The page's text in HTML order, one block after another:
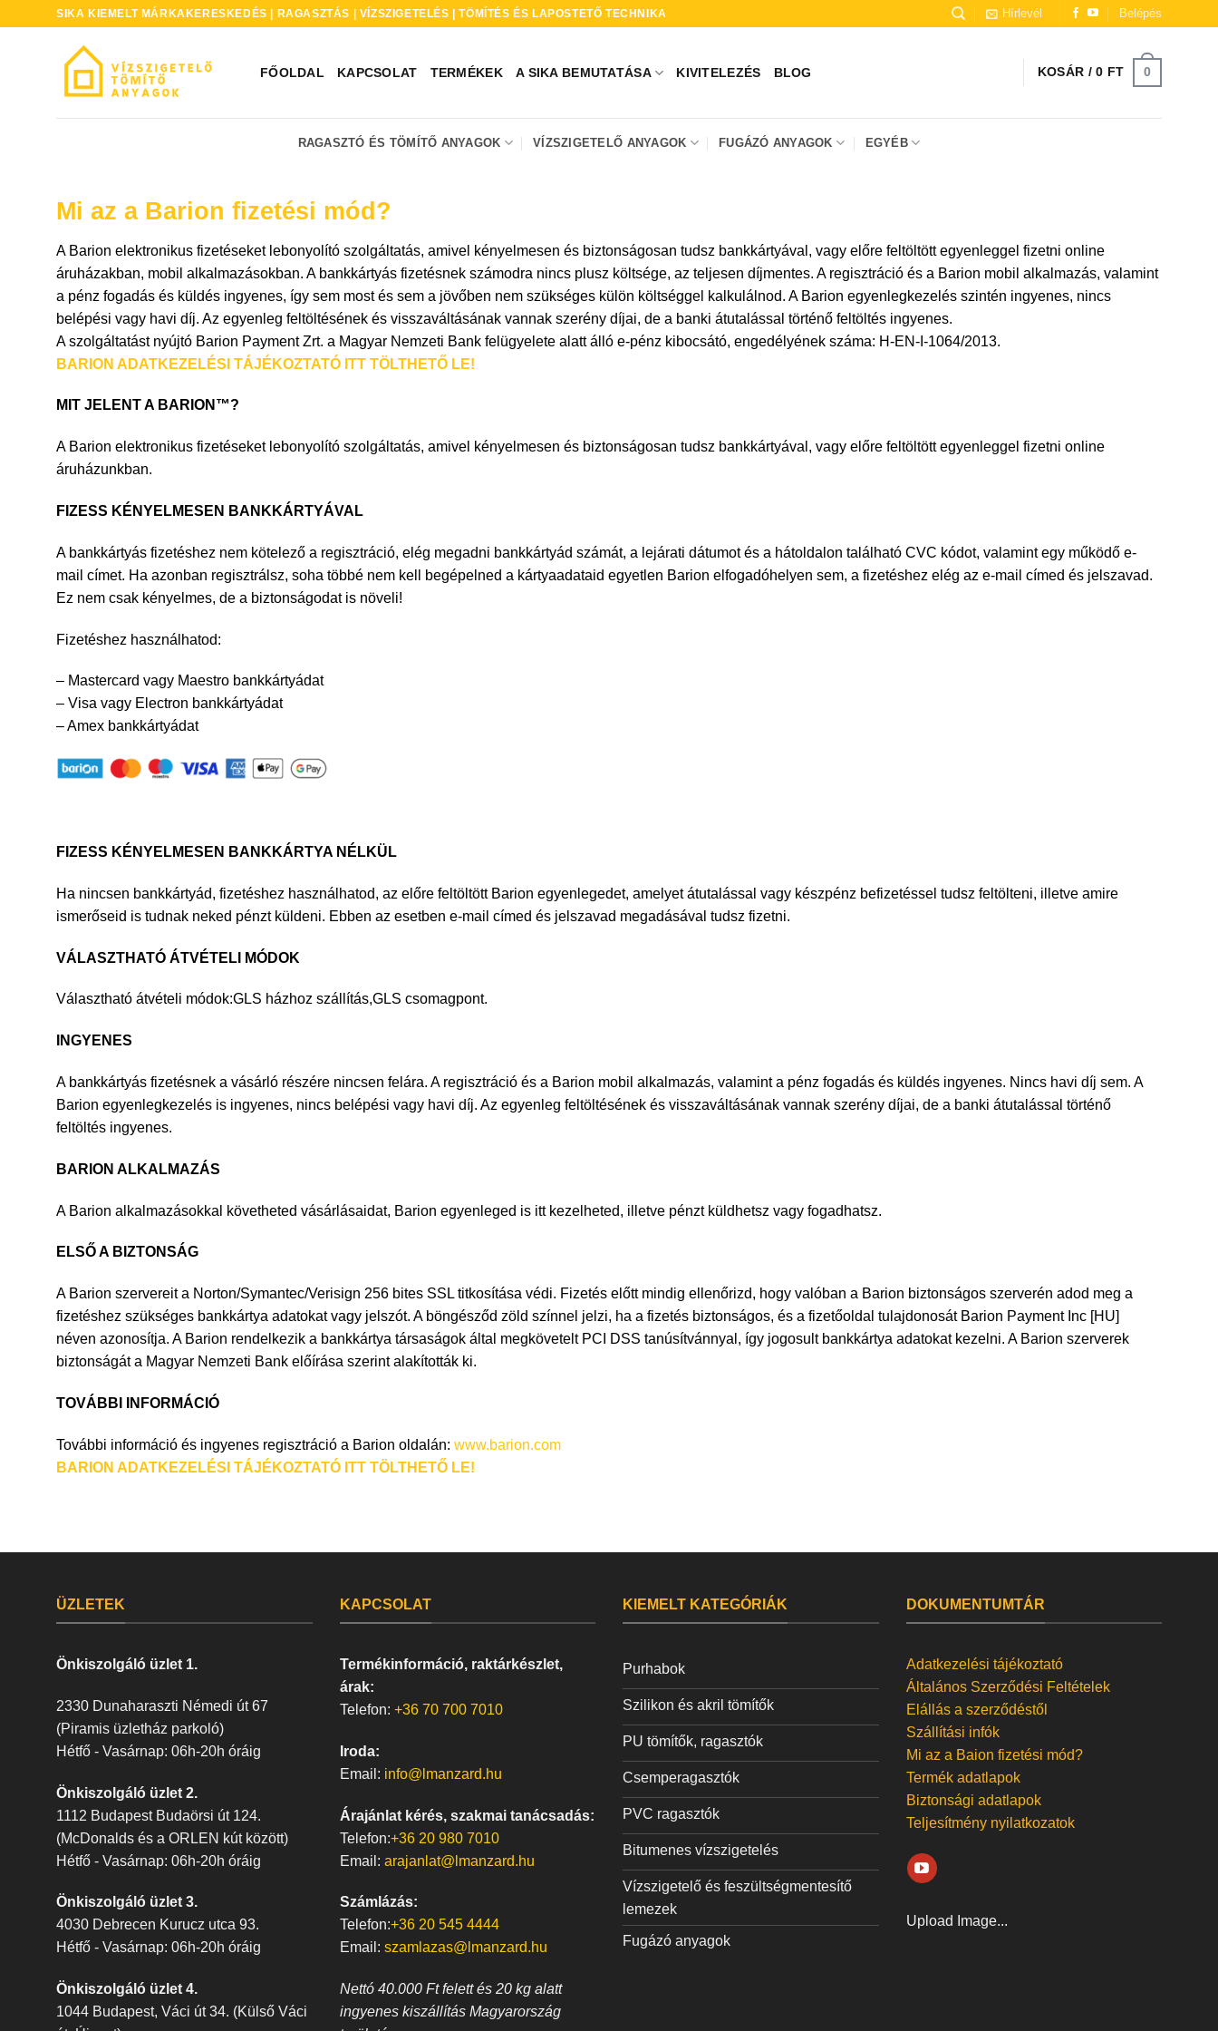
SIKA KIEMELT MÁRKAKERESKEDÉS | RAGASZTÁS | VÍZSZIGETELÉS | TÖMÍTÉS ÉS LAPOSTETŐ TECHNIKA Hírlevél Belépés
FŐOLDAL KAPCSOLAT TERMÉKEK A SIKA BEMUTATÁSA KIVITELEZÉS BLOG KOSÁR /0 FT 0
RAGASZTÓ ÉS TÖMÍTŐ ANYAGOK VÍZSZIGETELŐ ANYAGOK FUGÁZÓ ANYAGOK EGYÉB
Mi az a Barion fizetési mód?
A Barion elektronikus fizetéseket lebonyolító szolgáltatás, amivel kényelmesen és biztonságosan tudsz bankkártyával, vagy előre feltöltött egyenleggel fizetni online
áruházakban, mobil alkalmazásokban. A bankkártyás fizetésnek számodra nincs plusz költsége, az teljesen díjmentes. A regisztráció és a Barion mobil alkalmazás, valamint
a pénz fogadás és küldés ingyenes, így sem most és sem a jövőben nem szükséges külön költséggel kalkulálnod. A Barion egyenlegkezelés szintén ingyenes, nincs
belépési vagy havi díj. Az egyenleg feltöltésének és visszaváltásának vannak szerény díjai, de a banki átutalással történő feltöltés ingyenes.
A szolgáltatást nyújtó Barion Payment Zrt. a Magyar Nemzeti Bank felügyelete alatt álló e-pénz kibocsátó, engedélyének száma: H-EN-I-1064/2013.
BARION ADATKEZELÉSI TÁJÉKOZTATÓ ITT TÖLTHETŐ LE!
MIT JELENT A BARION™?
A Barion elektronikus fizetéseket lebonyolító szolgáltatás, amivel kényelmesen és biztonságosan tudsz bankkártyával, vagy előre feltöltött egyenleggel fizetni online
áruházunkban.
FIZESS KÉNYELMESEN BANKKÁRTYÁVAL
A bankkártyás fizetéshez nem kötelező a regisztráció, elég megadni bankkártyád számát, a lejárati dátumot és a hátoldalon található CVC kódot, valamint egy működő e-
mail címet. Ha azonban regisztrálsz, soha többé nem kell begépelned a kártyaadataid egyetlen Barion elfogadóhelyen sem, a fizetéshez elég az e-mail címed és jelszavad.
Ez nem csak kényelmes, de a biztonságodat is növeli!
Fizetéshez használhatod:
– Mastercard vagy Maestro bankkártyádat
– Visa vagy Electron bankkártyádat
– ​Amex bankkártyádat
FIZESS KÉNYELMESEN BANKKÁRTYA NÉLKÜL
Ha nincsen bankkártyád, fizetéshez használhatod, az előre feltöltött Barion egyenlegedet, amelyet átutalással vagy készpénz befizetéssel tudsz feltölteni, illetve amire
ismerőseid is tudnak neked pénzt küldeni. Ebben az esetben e-mail címed és jelszavad megadásával tudsz fizetni.
VÁLASZTHATÓ ÁTVÉTELI MÓDOK
Választható átvételi módok:GLS házhoz szállítás,GLS csomagpont.
INGYENES
A bankkártyás fizetésnek a vásárló részére nincsen felára. A regisztráció és a Barion mobil alkalmazás, valamint a pénz fogadás és küldés ingyenes. Nincs havi díj sem. A
Barion egyenlegkezelés is ingyenes, nincs belépési vagy havi díj. Az egyenleg feltöltésének és visszaváltásának vannak szerény díjai, de a banki átutalással történő
feltöltés ingyenes.
BARION ALKALMAZÁS
A Barion alkalmazásokkal követheted vásárlásaidat, Barion egyenleged is itt kezelheted, illetve pénzt küldhetsz vagy fogadhatsz.
ELSŐ A BIZTONSÁG
A Barion szervereit a Norton/Symantec/Verisign 256 bites SSL titkosítása védi. Fizetés előtt mindig ellenőrizd, hogy valóban a Barion biztonságos szerverén adod meg a
fizetéshez szükséges bankkártya adatokat vagy jelszót. A böngésződ zöld színnel jelzi, ha a fizetés biztonságos, és a fizetőoldal tulajdonosát Barion Payment Inc [HU]
néven azonosítja. A Barion rendelkezik a bankkártya társaságok által megkövetelt PCI DSS tanúsítvánnyal, így jogosult bankkártya adatokat kezelni. A Barion szerverek
biztonságát a Magyar Nemzeti Bank előírása szerint alakították ki.
TOVÁBBI INFORMÁCIÓ
További információ és ingyenes regisztráció a Barion oldalán: www.barion.com
BARION ADATKEZELÉSI TÁJÉKOZTATÓ ITT TÖLTHETŐ LE!
ÜZLETEK
Önkiszolgáló üzlet 1.
2330 Dunaharaszti Némedi út 67
(Piramis üzletház parkoló)
Hétfő - Vasárnap: 06h-20h óráig
Önkiszolgáló üzlet 2.
1112 Budapest Budaörsi út 124.
(McDonalds és a ORLEN kút között)
Hétfő - Vasárnap: 06h-20h óráig
Önkiszolgáló üzlet 3.
4030 Debrecen Kurucz utca 93.
Hétfő - Vasárnap: 06h-20h óráig
Önkiszolgáló üzlet 4.
1044 Budapest, Váci út 34. (Külső Váci
KAPCSOLAT
Termékinformáció, raktárkészlet,
árak:
Telefon: +36 70 700 7010
Iroda:
Email: info@lmanzard.hu
Árajánlat kérés, szakmai tanácsadás:
Telefon:+36 20 980 7010
Email: arajanlat@lmanzard.hu
Számlázás:
Telefon:+36 20 545 4444
Email: szamlazas@lmanzard.hu
Nettó 40.000 Ft felett és 20 kg alatt
ingyenes kiszállítás Magyarország
KIEMELT KATEGÓRIÁK
Purhabok
Szilikon és akril tömítők
PU tömítők, ragasztók
Csemperagasztók
PVC ragasztók
Bitumenes vízszigetelés
Vízszigetelő és feszültségmentesítő
lemezek
Fugázó anyagok
DOKUMENTUMTÁR
Adatkezelési tájékoztató
Általános Szerződési Feltételek
Elállás a szerződéstől
Szállítási infók
Mi az a Baion fizetési mód?
Termék adatlapok
Biztonsági adatlapok
Teljesítmény nyilatkozatok
Upload Image...